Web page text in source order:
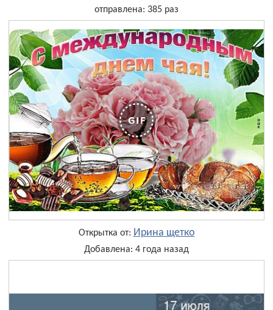
отправлена: 385 раз
Открытка от: Ирина щетко
Добавлена: 4 года назад